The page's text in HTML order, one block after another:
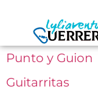
Punto y Guion
Guitarritas